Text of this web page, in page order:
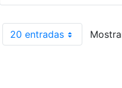
20 entradasPor página